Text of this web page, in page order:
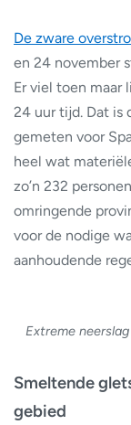
De zware
en 24 november
Er viel toen maar
24 uur tijd. Dat is
gemeten voor
heel wat
zo’n 232
omringende
voor de nodige
aanhoudende
Extreme
Smeltende
gebied